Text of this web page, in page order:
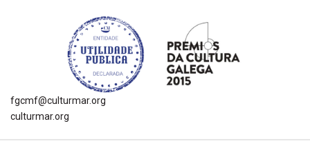
fgcmf@culturmar.org
culturmar.org